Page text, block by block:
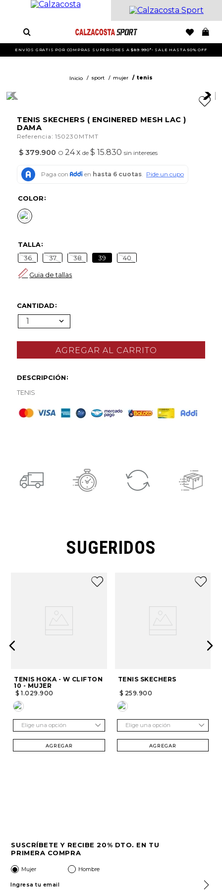
ENVÍOS GRATIS POR COMPRAS SUPERIORES A $89.990*- SALE HASTA 50% OFF
sport mujer tenis
TENIS SKECHERS ( ENGINERED MESH LAC )
DAMA
Referencia :150230MTMT
$ 379.900 O 24x de$ 15.830 sin intereses
COLOR
TALLA
36 37 38 39 40
Guia de tallas
CANTIDAD
1
DESCRIPCIÓN
TENIS
SUGERIDOS
TENIS HOKA - W CLIFTON
10 - MUJER
$ 1.029.900
Elige una opción
AGREGAR
TENIS SKECHERS
$ 259.900
Elige una opción
AGREGAR
SUSCRÍBETE Y RECIBE 20% DTO. EN TU
PRIMERA COMPRA
Mujer Hombre